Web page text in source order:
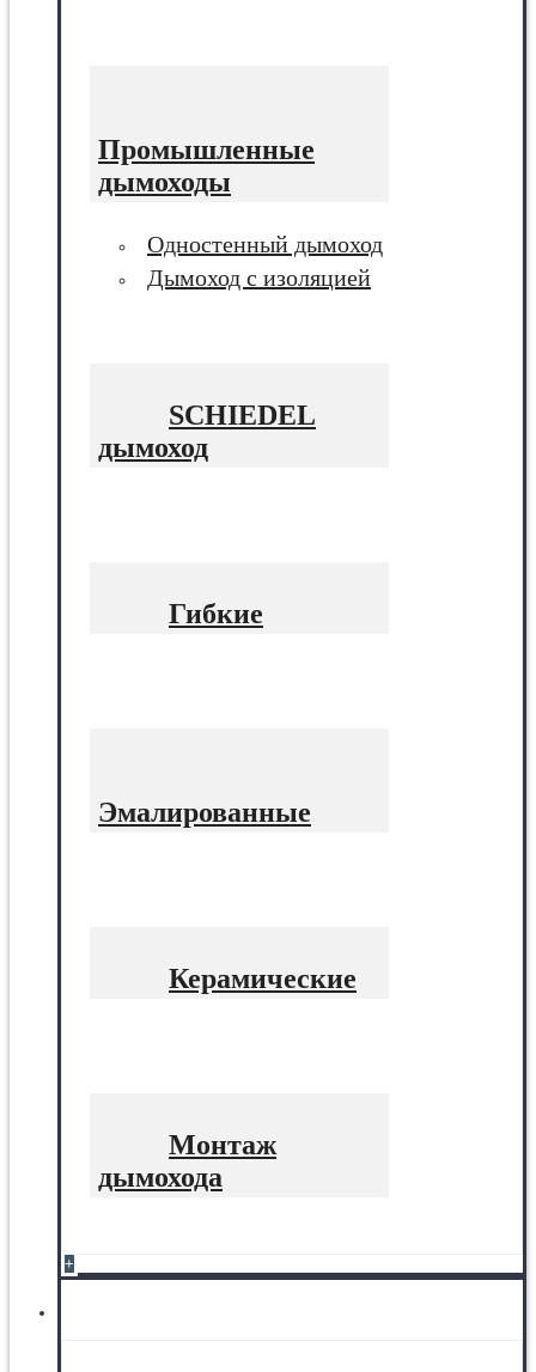
Промышленные
дымоходы
Одностенный дымоход
Дымоход с изоляцией
SCHIEDEL
дымоход
Гибкие
Эмалированные
Керамические
Монтаж
дымохода
+